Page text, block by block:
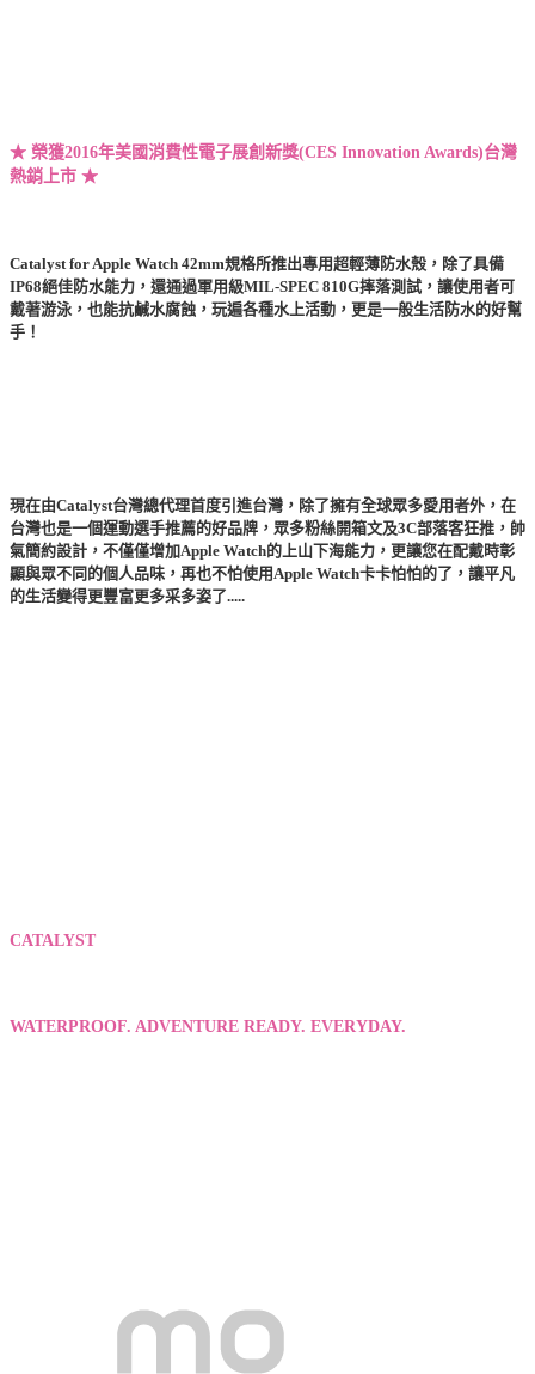
★ 榮獲2016年美國消費性電子展創新獎(CES Innovation Awards)台灣
熱銷上市 ★
Catalyst for Apple Watch 42mm規格所推出專用超輕薄防水殼，除了具備
IP68絕佳防水能力，還通過軍用級MIL-SPEC 810G摔落測試，讓使用者可
戴著游泳，也能抗鹹水腐蝕，玩遍各種水上活動，更是一般生活防水的好幫
手！
現在由Catalyst台灣總代理首度引進台灣，除了擁有全球眾多愛用者外，在
台灣也是一個運動選手推薦的好品牌，眾多粉絲開箱文及3C部落客狂推，帥
氣簡約設計，不僅僅增加Apple Watch的上山下海能力，更讓您在配戴時彰
顯與眾不同的個人品味，再也不怕使用Apple Watch卡卡怕怕的了，讓平凡
的生活變得更豐富更多采多姿了.....
CATALYST
WATERPROOF. ADVENTURE READY. EVERYDAY.